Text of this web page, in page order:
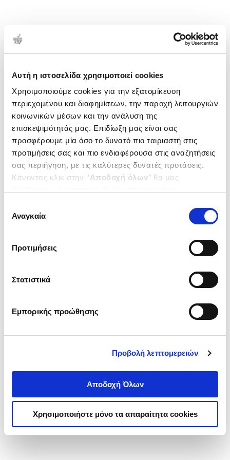
Αυτή η ιστοσελίδα χρησιμοποιεί cookies
Χρησιμοποιούμε cookies για την εξατομίκευση
περιεχομένου και διαφημίσεων, την παροχή λειτουργιών
κοινωνικών μέσων και την ανάλυση της
επισκεψιμότητάς μας. Επιδίωξη μας είναι σας
προσφέρουμε μία όσο το δυνατό πιο ταιριαστή στις
προτιμήσεις σας και πιο ενδιαφέρουσα στις αναζητήσεις
σας περιήγηση, με τις καλύτερες δυνατές προτάσεις.
Κάνοντας κλικ στην ‘’Αποδοχή όλων’’ θα μας
ενδιαφέρουν και να επιλέξετε από τα παρακάτω με την
΄΄και να ενημερωθείτε σχετικά με
συγκατάθεσης
Αναγκαία
Προτιμήσεις
Στατιστικά
Εμπορικής προώθησης
Προβολή λεπτομερειών
Αποδοχή Όλων
Χρησιμοποιήστε μόνο τα απαραίτητα cookies